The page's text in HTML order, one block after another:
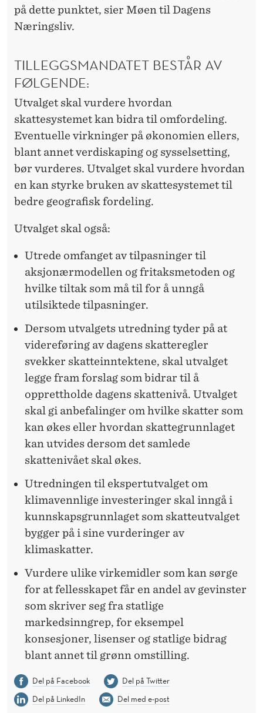
på dette punktet, sier Møen til Dagens
Næringsliv.
TILLEGGSMANDATET BESTÅR AV
FØLGENDE:
Utvalget skal vurdere hvordan
skattesystemet kan bidra til omfordeling.
Eventuelle virkninger på økonomien ellers,
blant annet verdiskaping og sysselsetting,
bør vurderes. Utvalget skal vurdere hvordan
en kan styrke bruken av skattesystemet til
bedre geografisk fordeling.
Utvalget skal også:
Utrede omfanget av tilpasninger til
aksjonærmodellen og fritaksmetoden og
hvilke tiltak som må til for å unngå
utilsiktede tilpasninger.
Dersom utvalgets utredning tyder på at
videreføring av dagens skatteregler
svekker skatteinntektene, skal utvalget
legge fram forslag som bidrar til å
opprettholde dagens skattenivå. Utvalget
skal gi anbefalinger om hvilke skatter som
kan økes eller hvordan skattegrunnlaget
kan utvides dersom det samlede
skattenivået skal økes.
Utredningen til ekspertutvalget om
klimavennlige investeringer skal inngå i
kunnskapsgrunnlaget som skatteutvalget
bygger på i sine vurderinger av
klimaskatter.
Vurdere ulike virkemidler som kan sørge
for at fellesskapet får en andel av gevinster
som skriver seg fra statlige
markedsinngrep, for eksempel
konsesjoner, lisenser og statlige bidrag
blant annet til grønn omstilling.
Del på Facebook
Del på Twitter
Del på LinkedIn
Del med e-post